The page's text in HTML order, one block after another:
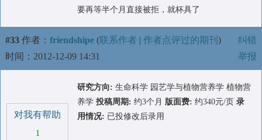
要再等半个月直接被拒，就杯具了
#33 作者： friendshipe (联系作者 | 作者点评过的期刊 )
时间：2012-12-09 14:31
纠错
举报
对我有帮助
1
研究方向: 生命科学 园艺学与植物营养学 植物营
养学 投稿周期: 约3个月 版面费: 约340元/页 录
用情况: 已投修改后录用